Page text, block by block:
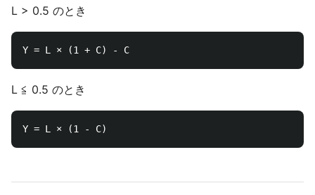
L > 0.5 のとき
L ≦ 0.5 のとき